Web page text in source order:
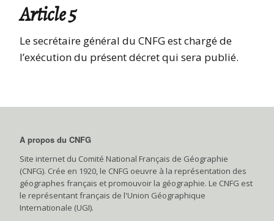
Article 5
Le secrétaire général du CNFG est chargé de
l’exécution du présent décret qui sera publié.
A propos du CNFG
Site internet du Comité National Français de Géographie
(CNFG). Crée en 1920, le CNFG oeuvre à la représentation des
géographes français et promouvoir la géographie. Le CNFG est
le représentant français de l'Union Géographique
Internationale (UGI).